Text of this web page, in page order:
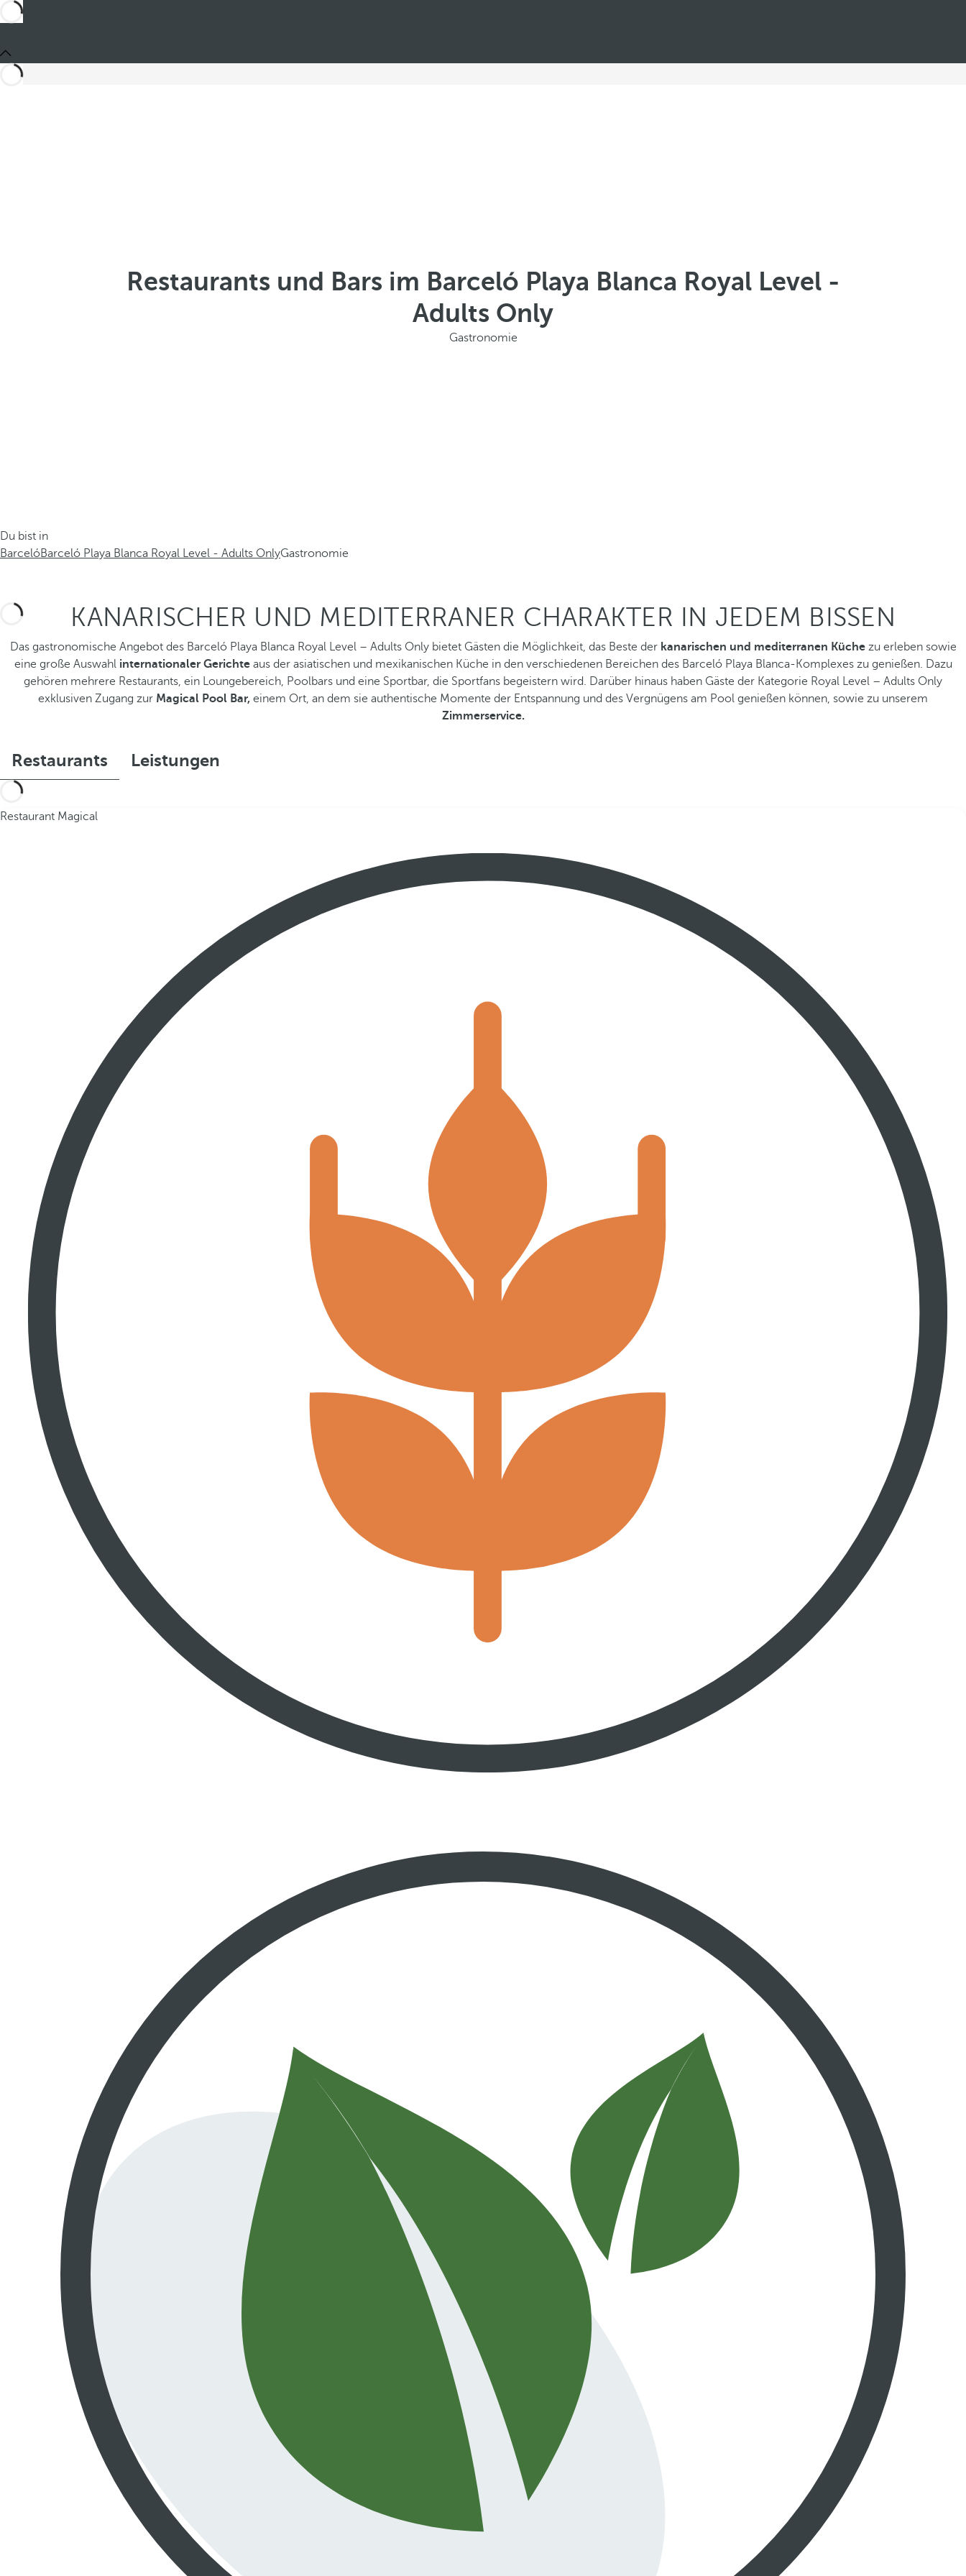
Restaurants und Bars im Barceló Playa Blanca Royal Level -
Adults Only
Gastronomie
Du bist in
BarcelóBarceló Playa Blanca Royal Level - Adults OnlyGastronomie
KANARISCHER UND MEDITERRANER CHARAKTER IN JEDEM BISSEN
Das gastronomische Angebot des Barceló Playa Blanca Royal Level – Adults Only bietet Gästen die Möglichkeit, das Beste der kanarischen und mediterranen Küchezu erleben sowie
eine große Auswahl internationaler Gerichteaus der asiatischen und mexikanischen Küche in den verschiedenen Bereichen des Barceló Playa Blanca-Komplexes zu genießen. Dazu
gehören mehrere Restaurants, ein Loungebereich, Poolbars und eine Sportbar, die Sportfans begeistern wird. Darüber hinaus haben Gäste der Kategorie Royal Level – Adults Only
exklusiven Zugang zur Magical Pool Bar, einem Ort, an dem sie authentische Momente der Entspannung und des Vergnügens am Pool genießen können, sowie zu unserem
Zimmerservice.
Restaurants Leistungen
Restaurant Magical